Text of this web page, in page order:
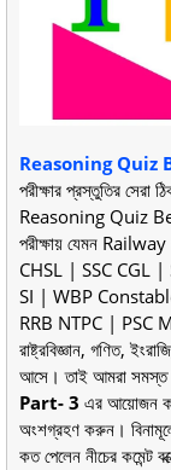
Reasoning Quiz
পরীক্ষার প্রস্তুতির
Reasoning Quiz
পরীক্ষায় যেমন
CHSL | SSC CGL
SI | WBP
RRB NTPC | PSC
রাষ্ট্রবিজ্ঞান, গণিত,
আসে। তাই আমরা সমস্ত
Part- 3 এর আয়োজন
অংশগ্রহণ করুন।
কত পেলেন নীচের কমেন্ট